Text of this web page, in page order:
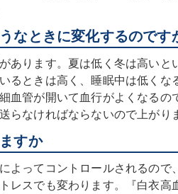
なときに変化するのです
あります。夏は低く冬は高いと
るときは高く、睡眠中は低くな
血管が開いて血行がよくなるの
らなければならないので上がり
すか
よってコントロールされるので
レスでも変わります。『白衣高